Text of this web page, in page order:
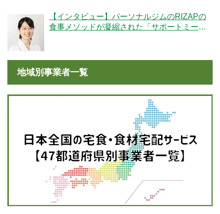
【インタビュー】パーソナルジムのRIZAPの
食事メソッドが凝縮された「サポートミー
地域別事業者一覧